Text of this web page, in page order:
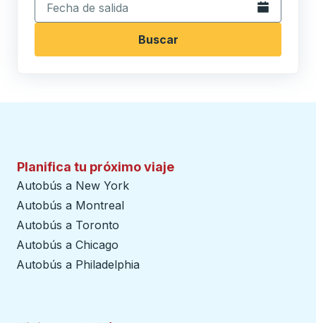
Abra el
Buscar
Planifica tu próximo viaje
Autobús a New York
Autobús a Montreal
Autobús a Toronto
Autobús a Chicago
Autobús a Philadelphia